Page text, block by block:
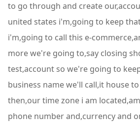
to go through and create
united states i'm,going to keep
i'm,going to call this e-
more we're going to,say closing
test,account so we're going to
business name we'll call,it house
then,our time zone i am
phone number and,currency and